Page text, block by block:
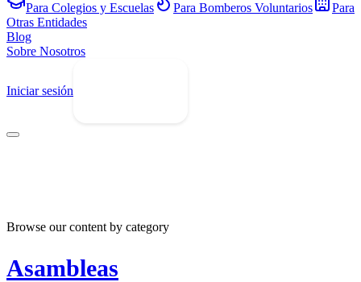
Para Colegios y Escuelas
Para Bomberos Voluntarios
Para
Otras Entidades
Blog
Sobre Nosotros
Iniciar sesión
Browse our content by category
Asambleas